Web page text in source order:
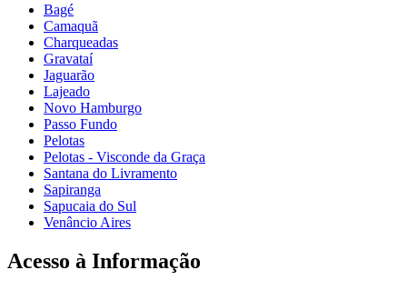
Bagé
Camaquã
Charqueadas
Gravataí
Jaguarão
Lajeado
Novo Hamburgo
Passo Fundo
Pelotas
Pelotas - Visconde da Graça
Santana do Livramento
Sapiranga
Sapucaia do Sul
Venâncio Aires
Acesso à Informação